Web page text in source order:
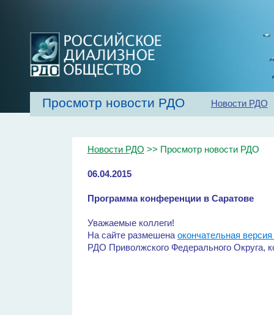
Главная Об обществе Рекомендации
Просмотр новости РДО Новости РДО
Новости РДО >> Просмотр новости РДО
06.04.2015
Программа конференции в Саратове
Уважаемые коллеги!
На сайте размешена окончательная
РДО Приволжского Федерального Округа,